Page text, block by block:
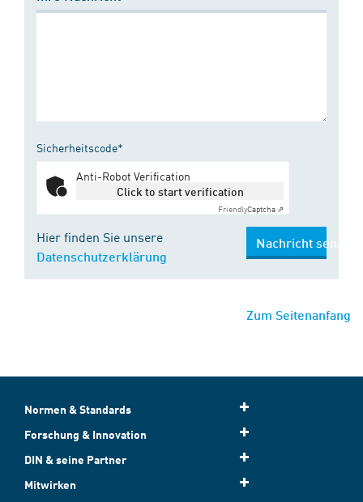
Sicherheitscode*
Anti-Robot Verification
Click to start verification
FriendlyCaptcha ⇗
Hier finden Sie unsere
Datenschutzerklärung
Nachricht senden
Zum Seitenanfang
Normen & Standards
Forschung & Innovation
DIN & seine Partner
Mitwirken